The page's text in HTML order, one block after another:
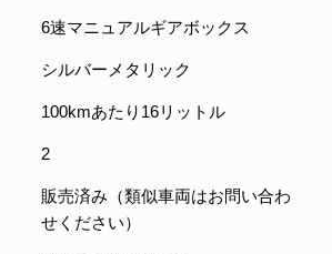
6速マニュアルギアボックス
シルバーメタリック
100kmあたり16リットル
2
販売済み（類似車両はお問い合わ
せください）